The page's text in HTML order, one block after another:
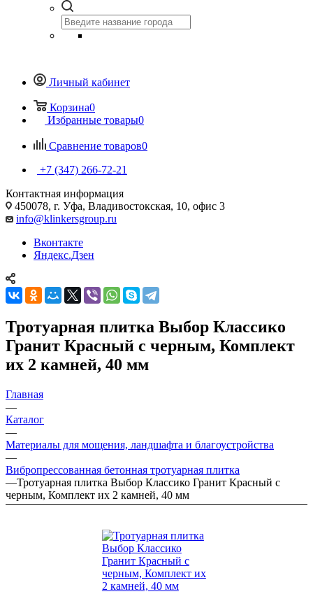
Личный кабинет
Корзина0
Избранные товары0
Сравнение товаров0
+7 (347) 266-72-21
Контактная информация
450078, г. Уфа, Владивостокская, 10, офис 3
info@klinkersgroup.ru
Вконтакте
Яндекс.Дзен
Тротуарная плитка Выбор Классико
Гранит Красный с черным, Комплект
их 2 камней, 40 мм
Главная
—
Каталог
—
Материалы для мощения, ландшафта и благоустройства
—
Вибропрессованная бетонная тротуарная плитка
—Тротуарная плитка Выбор Классико Гранит Красный с
черным, Комплект их 2 камней, 40 мм